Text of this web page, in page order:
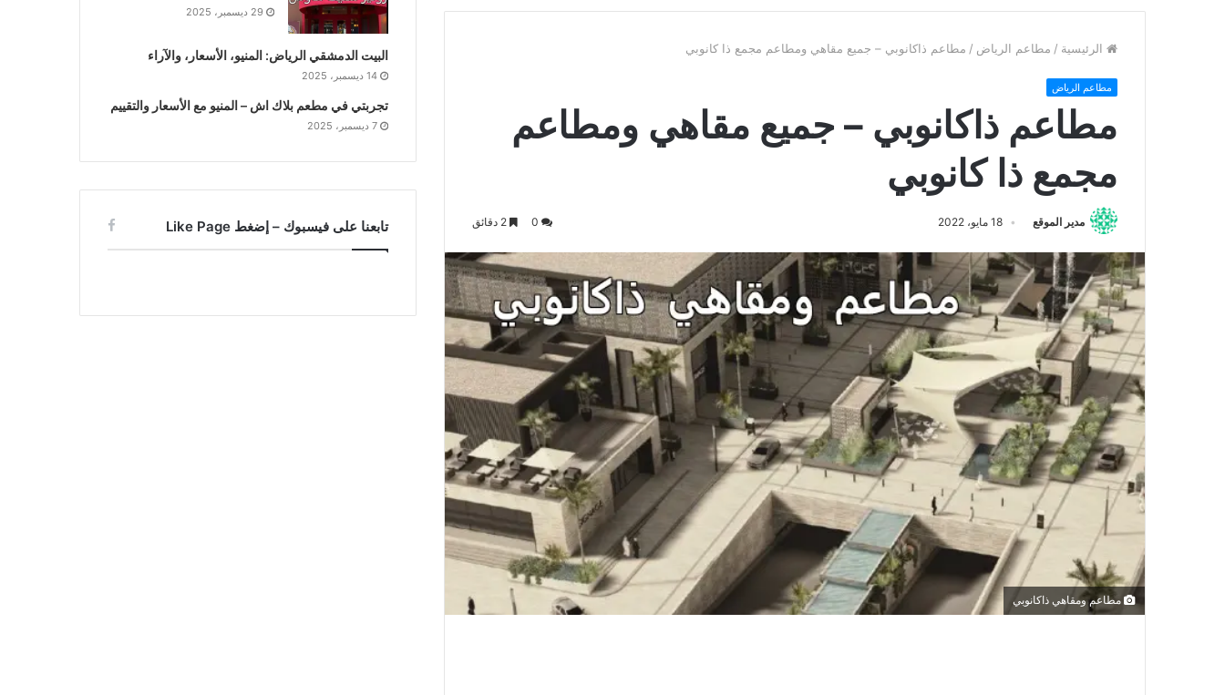
الرئيسية / مطاعم الرياض / مطاعم ذاكانوبي – جميع مقاهي ومطاعم مجمع ذا كانوبي
مطاعم الرياض
مطاعم ذاكانوبي – جميع مقاهي ومطاعم
مجمع ذا كانوبي
مدير الموقع 18 مايو، 2022
مطاعم ومقاهي ذاكانوبي
29 ديسمبر، 2025
البيت الدمشقي الرياض: المنيو، الأسعار، والآراء
14 ديسمبر، 2025
تجربتي في مطعم بلاك اش – المنيو مع الأسعار والتقييم
7 ديسمبر، 2025
تابعنا على فيسبوك – إضغط Like Page